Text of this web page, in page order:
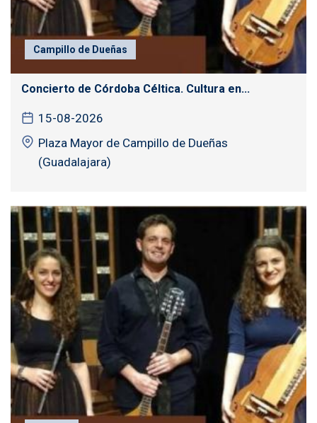
Campillo de Dueñas
Concierto de Córdoba Céltica. Cultura en...
15-08-2026
Plaza Mayor de Campillo de Dueñas
(Guadalajara)